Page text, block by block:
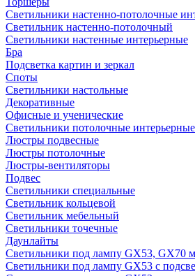
Светильники настенно-потолочные
Светильник настенно-потолочный
Светильники настенные интерьерные
Бра
Подсветка картин и зеркал
Споты
Светильники настольные
Декоративные
Офисные и ученические
Светильники потолочные интерьерные
Люстры подвесные
Люстры потолочные
Люстры-вентиляторы
Подвес
Светильники специальные
Светильник кольцевой
Светильник мебельный
Светильники точечные
Даунлайты
Светильники под лампу GX53, GX70
Светильники под лампу GX53 с